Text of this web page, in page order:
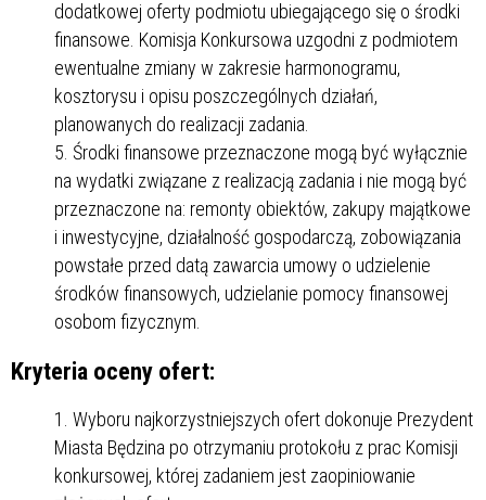
dodatkowej oferty podmiotu ubiegającego się o środki
finansowe. Komisja Konkursowa uzgodni z podmiotem
ewentualne zmiany w zakresie harmonogramu,
kosztorysu i opisu poszczególnych działań,
planowanych do realizacji zadania.
Środki finansowe przeznaczone mogą być wyłącznie
na wydatki związane z realizacją zadania i nie mogą być
przeznaczone na: remonty obiektów, zakupy majątkowe
i inwestycyjne, działalność gospodarczą, zobowiązania
powstałe przed datą zawarcia umowy o udzielenie
środków finansowych, udzielanie pomocy finansowej
osobom fizycznym.
Kryteria oceny ofert:
Wyboru najkorzystniejszych ofert dokonuje Prezydent
Miasta Będzina po otrzymaniu protokołu z prac Komisji
konkursowej, której zadaniem jest zaopiniowanie